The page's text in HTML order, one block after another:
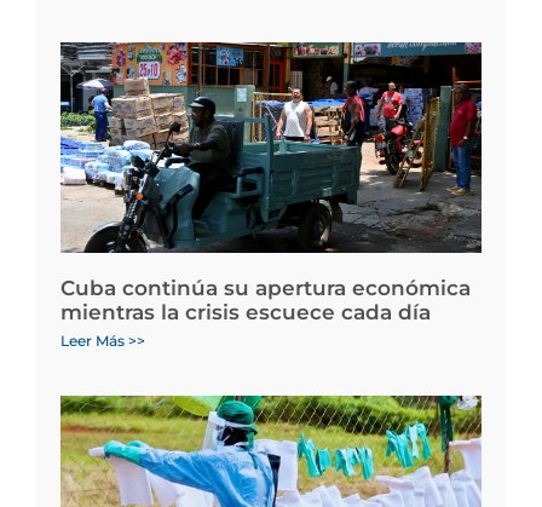
Cuba continúa su apertura económica
mientras la crisis escuece cada día
Leer Más >>